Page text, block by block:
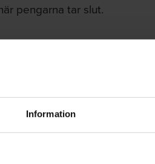
Information
pengarna tar slut.
väldig projekttrötthet hos
av en artikel